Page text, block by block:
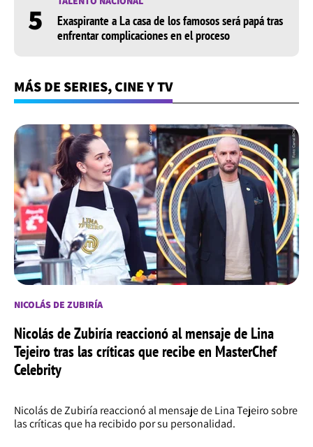
5
Exaspirante a La casa de los famosos será papá tras
enfrentar complicaciones en el proceso
MÁS DE SERIES, CINE Y TV
NICOLÁS DE ZUBIRÍA
Nicolás de Zubiría reaccionó al mensaje de Lina
Tejeiro tras las críticas que recibe en MasterChef
Celebrity
Nicolás de Zubiría reaccionó al mensaje de Lina Tejeiro sobre
las críticas que ha recibido por su personalidad.